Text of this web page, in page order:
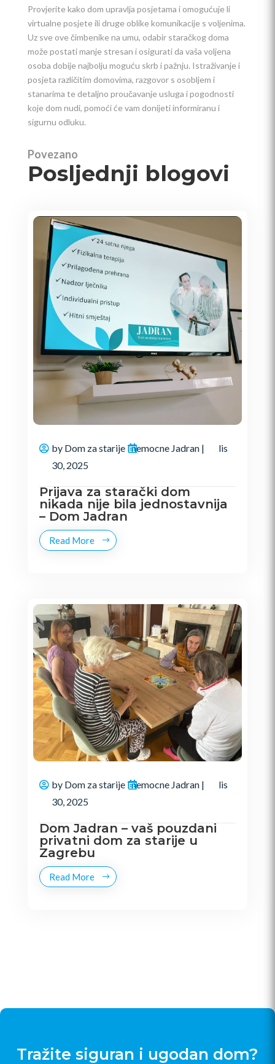
Provjerite kako dom upravlja posjetama i omogućuje li
virtualne posjete ili druge oblike komunikacije s voljenima.
Uz sve ove čimbenike na umu, odabir staračkog doma
može postati manje stresan i osigurati da vaša voljena
osoba dobije najbolju moguću skrb i pažnju. Istraživanje i
posjeta različitim domovima, razgovor s osobljem i
stanarima te detaljno proučavanje usluga i pogodnosti
koje dom nudi, pomoći će vam donijeti informiranu i
sigurnu odluku.
Povezano
Posljednji blogovi
Prijava za starački dom
nikada nije bila jednostavnija
– Dom Jadran
by Dom za starije i nemocne Jadran|
lis
30, 2025
Read More
Dom Jadran – vaš pouzdani
privatni dom za starije u
Zagrebu
by Dom za starije i nemocne Jadran|
lis
30, 2025
Read More
Tražite siguran i ugodan dom?